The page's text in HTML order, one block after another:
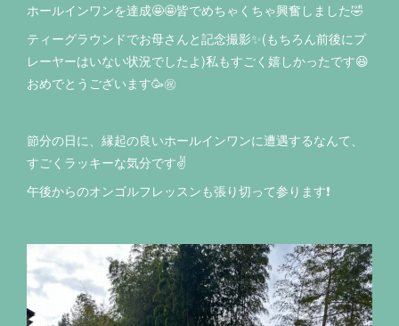
ホールインワンを達成🤩🤩皆でめちゃくちゃ興奮しました🤣
ティーグラウンドでお母さんと記念撮影✨(もちろん前後にプ
レーヤーはいない状況でしたよ)私もすごく嬉しかったです😆
おめでとうございます🥳㊗️
節分の日に、縁起の良いホールインワンに遭遇するなんて、
すごくラッキーな気分です✌️
午後からのオンゴルフレッスンも張り切って参ります❗️